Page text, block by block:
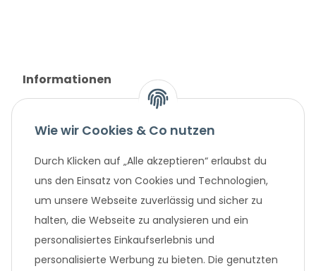
Informationen
Unternehmen
Beliebte Angebote
Wie wir Cookies & Co nutzen
Durch Klicken auf „Alle akzeptieren“ erlaubst du
uns den Einsatz von Cookies und Technologien,
um unsere Webseite zuverlässig und sicher zu
halten, die Webseite zu analysieren und ein
personalisiertes Einkaufserlebnis und
personalisierte Werbung zu bieten. Die genutzten